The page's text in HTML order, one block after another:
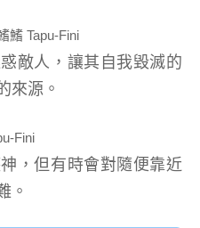
敵人，讓其自我毀滅的
來源。
，但有時會對隨便靠近
。